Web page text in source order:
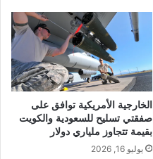
الخارجية الأمريكية توافق على
صفقتي تسليح للسعودية والكويت
بقيمة تتجاوز ملياري دولار
يوليو 16, 2026